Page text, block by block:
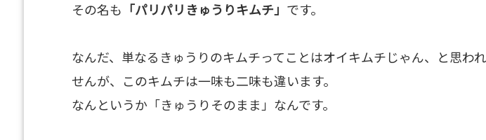
その名も 「パリパリきゅうりキムチ」 です。
なんだ、単なるきゅうりのキムチってことはオイキムチじゃん、と思わ
せんが、このキムチは一味も二味も違います。
なんというか「きゅうりそのまま」なんです。